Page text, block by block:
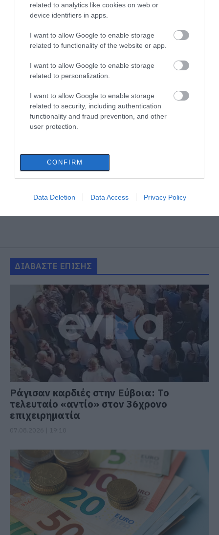
related to analytics like cookies on web or
device identifiers in apps.
I want to allow Google to enable storage
related to functionality of the website or app.
I want to allow Google to enable storage
related to personalization.
I want to allow Google to enable storage
related to security, including authentication
functionality and fraud prevention, and other
user protection.
CONFIRM
Data Deletion Data Access Privacy Policy
ΔΙΑΒΑΣΤΕ ΕΠΙΣΗΣ
Ράγισαν καρδιές στην Εύβοια: Το
τελευταίο «αντίο» στον 36χρονο
επιχειρηματία